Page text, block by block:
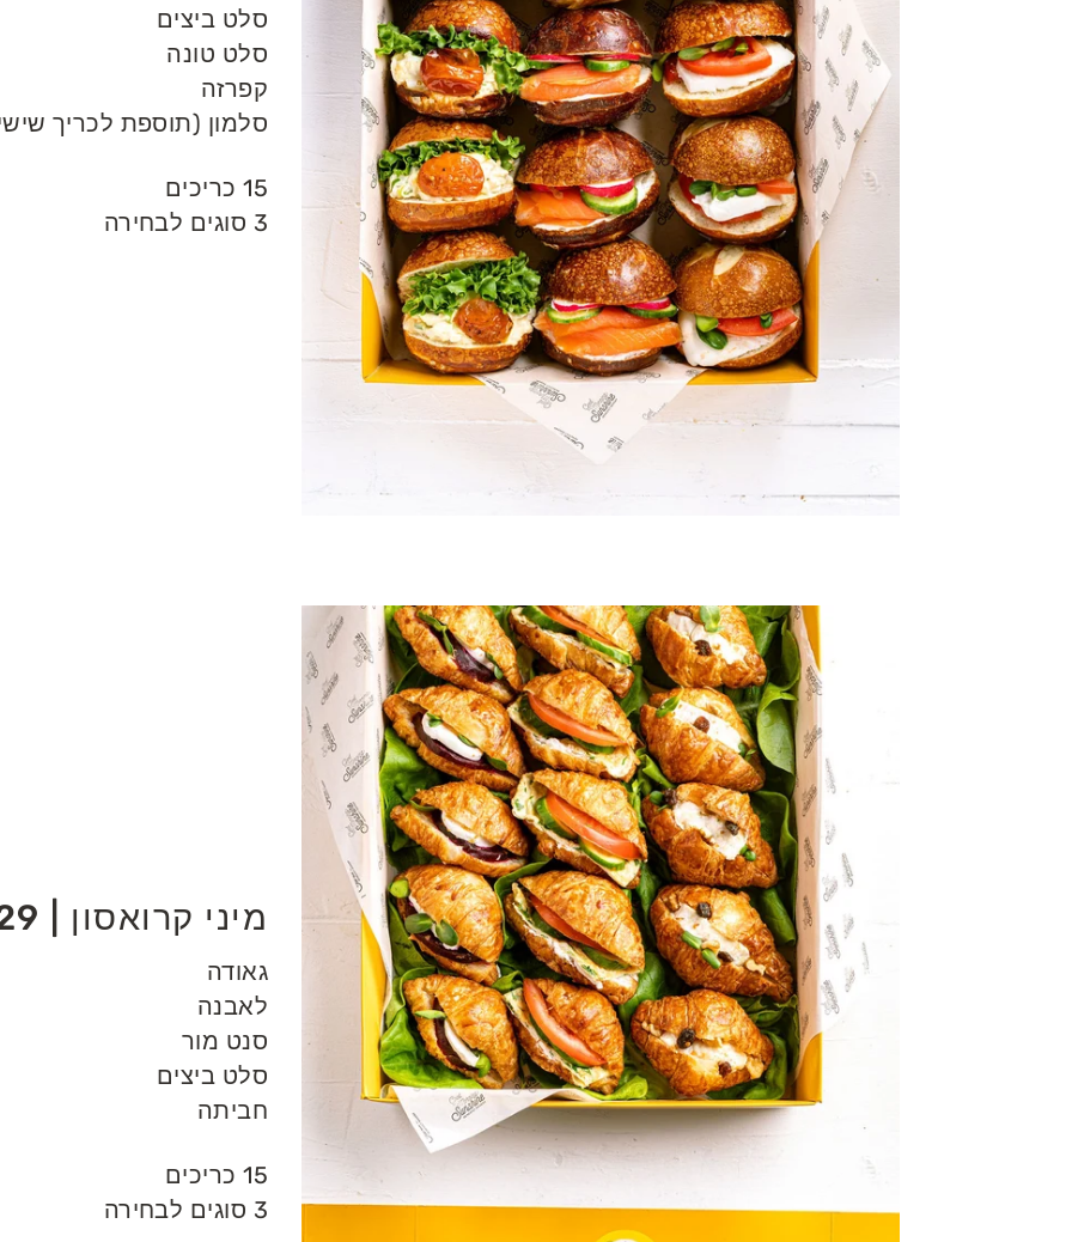
סלט ביצים
סלט טונה
קפרזה
סלמון (תוספת לכריך שישי - 4 ש״ח
15 כריכים
3 סוגים לבחירה
מיני קרואסון | 229
גאודה
לאבנה
סנט מור
סלט ביצים
חביתה
15 כריכים
3 סוגים לבחירה